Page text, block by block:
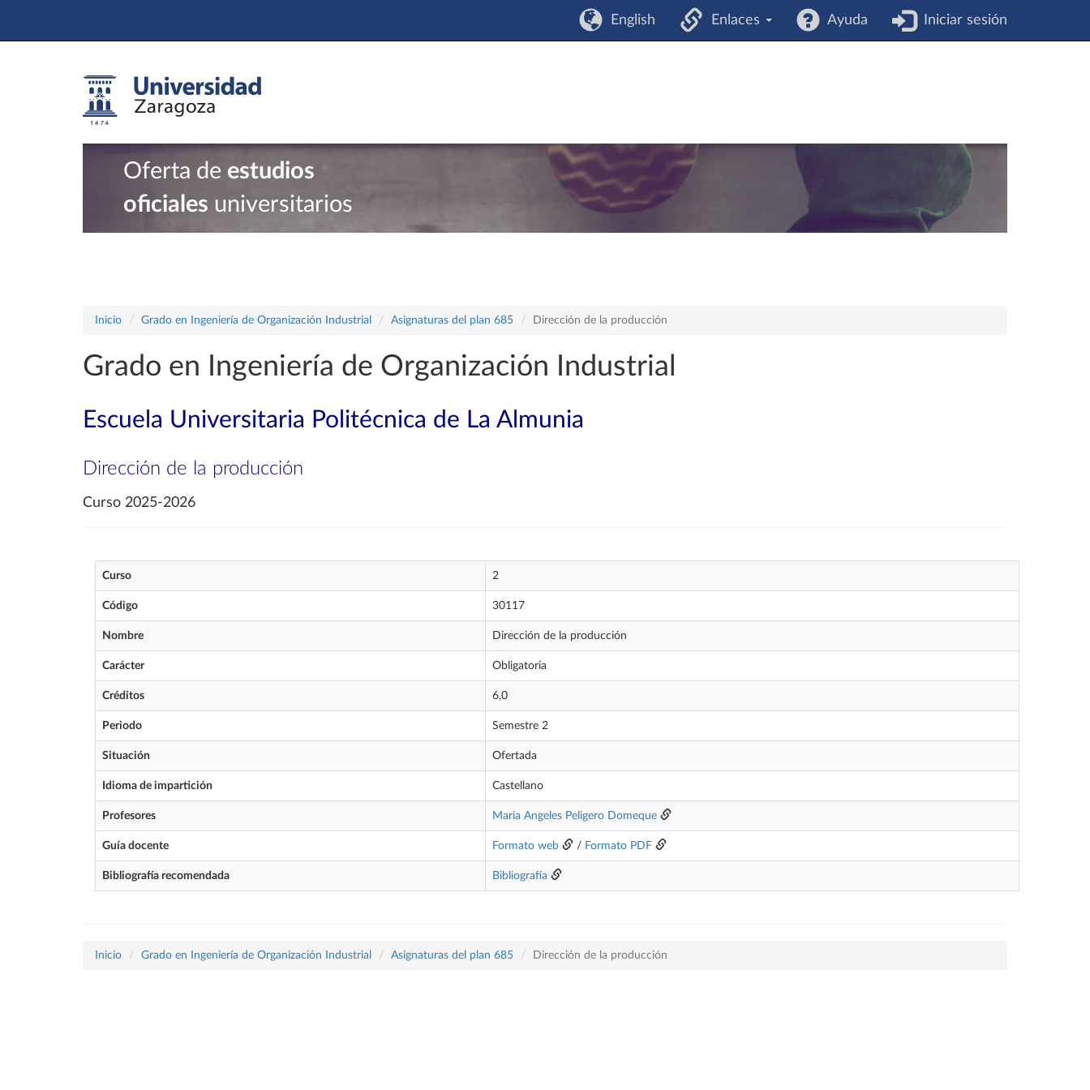
English Enlaces Ayuda Iniciar sesión
Oferta de estudios
oficiales universitarios
Inicio Grado en Ingeniería de Organización Industrial Asignaturas del plan 685 Dirección de la producción
Grado en Ingeniería de Organización Industrial
Escuela Universitaria Politécnica de La Almunia
Dirección de la producción
Curso 2025-2026
Curso 2
Código 30117
Nombre Dirección de la producción
Carácter Obligatoria
Créditos 6,0
Periodo Semestre 2
Situación Ofertada
Idioma de impartición Castellano
Profesores Maria Angeles Peligero Domeque
Guía docente Formato web / Formato PDF
Bibliografía recomendada Bibliografía
Inicio Grado en Ingeniería de Organización Industrial Asignaturas del plan 685 Dirección de la producción